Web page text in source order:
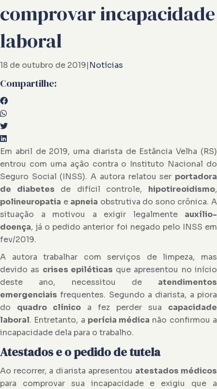
comprovar incapacidade
laboral
18 de outubro de 2019|Notícias
Compartilhe:
Em abril de 2019, uma diarista de Estância Velha (RS)
entrou com uma ação contra o Instituto Nacional do
Seguro Social (INSS). A autora relatou ser portadora
de diabetes de difícil controle, hipotireoidismo,
polineuropatia e apneia obstrutiva do sono crônica. A
situação a motivou a exigir legalmente auxílio-
doença, já o pedido anterior foi negado pelo INSS em
fev/2019.
A autora trabalhar com serviços de limpeza, mas
devido as crises epiléticas que apresentou no início
deste ano, necessitou de atendimentos
emergenciais frequentes. Segundo a diarista, a piora
do quadro clínico a fez perder sua capacidade
laboral. Entretanto, a perícia médica não confirmou a
incapacidade dela para o trabalho.
Atestados e o pedido de tutela
Ao recorrer, a diarista apresentou atestados médicos
para comprovar sua incapacidade e exigiu que a